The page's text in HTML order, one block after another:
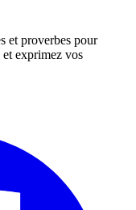
et proverbes pour
et exprimez vos